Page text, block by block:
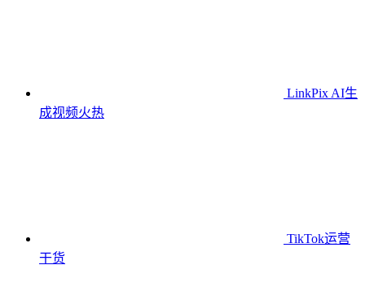
LinkPix AI生
成视频火热
TikTok运营
干货